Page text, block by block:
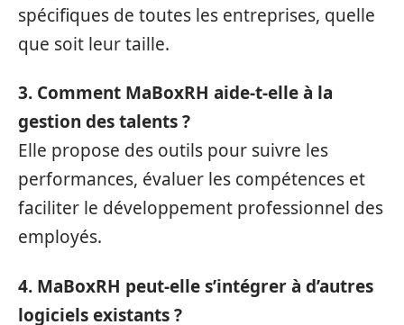
spécifiques de toutes les entreprises, quelle
que soit leur taille.
3. Comment MaBoxRH aide-t-elle à la
gestion des talents ?
Elle propose des outils pour suivre les
performances, évaluer les compétences et
faciliter le développement professionnel des
employés.
4. MaBoxRH peut-elle s’intégrer à d’autres
logiciels existants ?